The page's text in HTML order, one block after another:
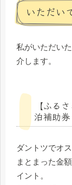
いただい
私がいただい
介します。
【ふる
泊補助券
ダントツでオ
まとまった金
イント。